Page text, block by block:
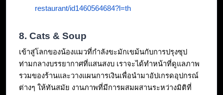
restaurant/id1460564684?l=th
8. Cats & Soup
เข้าสู่โลกของน้องแมวที่กำลังขะมักเขม้นกับการปรุงซุป
ท่ามกลางบรรยากาศที่แสนสงบ เราจะได้ทำหน้าที่ดูแลภาพ
รวมของร้านและวางแผนการเงินเพื่อนำมาอัปเกรดอุปกรณ์
ต่างๆ ให้ทันสมัย งานภาพที่มีการผสมผสานระหว่างมิติที่